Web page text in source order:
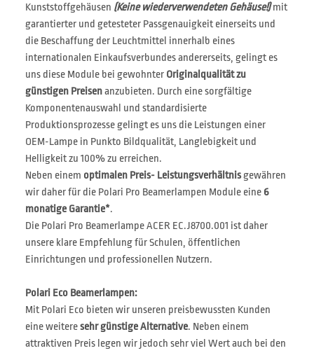
Kunststoffgehäusen (Keine wiederverwendeten Gehäuse!)mit
garantierter und getesteter Passgenauigkeit einerseits und
die Beschaffung der Leuchtmittel innerhalb eines
internationalen Einkaufsverbundes andererseits, gelingt es
uns diese Module bei gewohnter Originalqualität zu
günstigen Preisenanzubieten. Durch eine sorgfältige
Komponentenauswahl und standardisierte
Produktionsprozesse gelingt es uns die Leistungen einer
OEM-Lampe in Punkto Bildqualität, Langlebigkeit und
Helligkeit zu 100% zu erreichen.
Neben einem optimalen Preis- Leistungsverhältnisgewähren
wir daher für die Polari Pro Beamerlampen Module eine 6
monatige Garantie*.
Die Polari Pro Beamerlampe ACER EC.J8700.001 ist daher
unsere klare Empfehlung für Schulen, öffentlichen
Einrichtungen und professionellen Nutzern.
Polari Eco Beamerlampen:
Mit Polari Eco bieten wir unseren preisbewussten Kunden
eine weiteresehr günstige Alternative. Neben einem
attraktiven Preis legen wir jedoch sehr viel Wert auch bei den